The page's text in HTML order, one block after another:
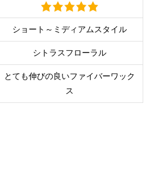
ショート～ミディアムスタイル
シトラスフローラル
とても伸びの良いファイバーワック
ス